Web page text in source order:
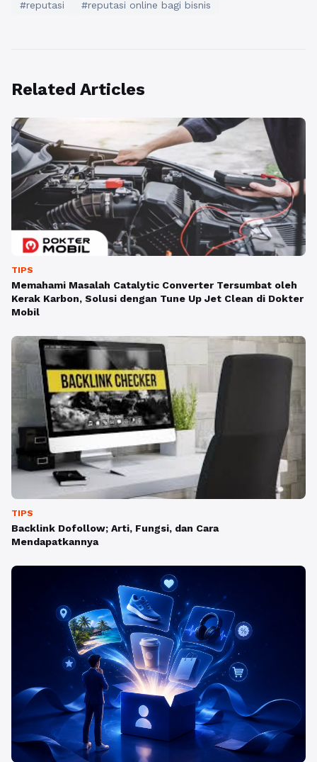
#reputasi
#reputasi online bagi bisnis
Related Articles
TIPS
Memahami Masalah Catalytic Converter Tersumbat oleh
Kerak Karbon, Solusi dengan Tune Up Jet Clean di Dokter
Mobil
TIPS
Backlink Dofollow; Arti, Fungsi, dan Cara
Mendapatkannya